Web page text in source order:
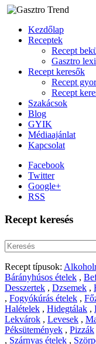
Kezdőlap
Receptek
Recept
Gasztro
Recept keresők
Recept
Recept
Szakácsok
Blog
GYIK
Médiaajánlat
Kapcsolat
Facebook
Twitter
Google+
RSS
Recept keresés
Recept típusok:
Bárányhúsos ételek ,
Desszertek , Dzsemek ,
, Fogyókúrás ételek ,
Halételek , Hidegtálak ,
Lekvárok , Levesek ,
Péksütemények , Pizzák
, Szárnyas ételek ,